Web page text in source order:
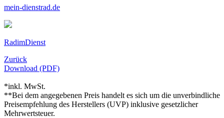
mein-dienstrad.de
RadimDienst
Zurück
Download (PDF)
*inkl. MwSt.
**Bei dem angegebenen Preis handelt es sich um die unverbindliche
Preisempfehlung des Herstellers (UVP) inklusive gesetzlicher
Mehrwertsteuer.